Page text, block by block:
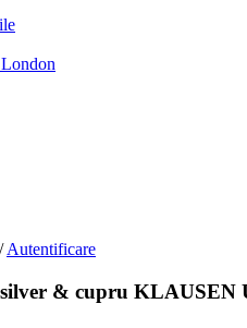
/ Autentificare
& cupru KLAUSEN